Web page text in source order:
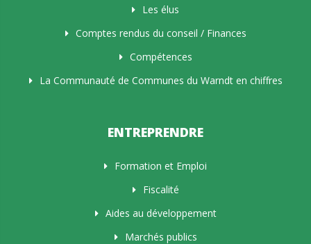
Les élus
Comptes rendus du conseil / Finances
Compétences
La Communauté de Communes du Warndt en chiffres
ENTREPRENDRE
Formation et Emploi
Fiscalité
Aides au développement
Marchés publics